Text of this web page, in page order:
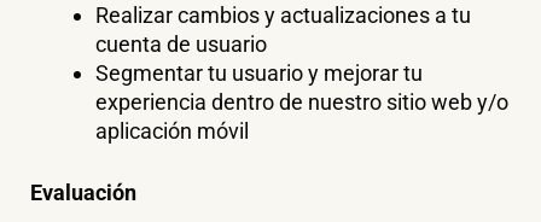
Realizar cambios y actualizaciones a tu
cuenta de usuario
Segmentar tu usuario y mejorar tu
experiencia dentro de nuestro sitio web y/o
aplicación móvil
Evaluación